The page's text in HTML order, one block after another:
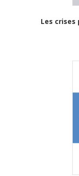
Les crises